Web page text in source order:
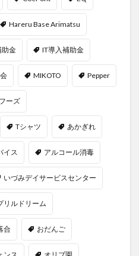
Hareru Base Arimatsu
助金 IT導入補助金
MIKOTO Pepper
ーズ
Tシャツ あかぎれ
イス アルコール消毒
いづみデイサービスセンター
リルドリーム
合 おだんご